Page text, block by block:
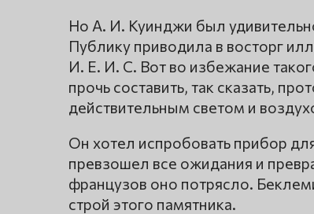
Но А. И. Куинджи был
Публику приводила в восторг
И. Е. И. С. Вот во избежание
прочь составить, так сказать,
действительным светом и
Он хотел испробовать прибор
превзошел все ожидания и
французов оно потрясло.
строй этого памятника.